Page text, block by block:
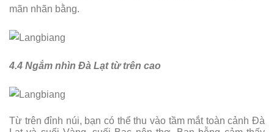
mãn nhãn bằng.
4.4 Ngắm nhìn Đà Lạt từ trên cao
Từ trên đỉnh núi, bạn có thể thu vào tầm mắt toàn cảnh Đà